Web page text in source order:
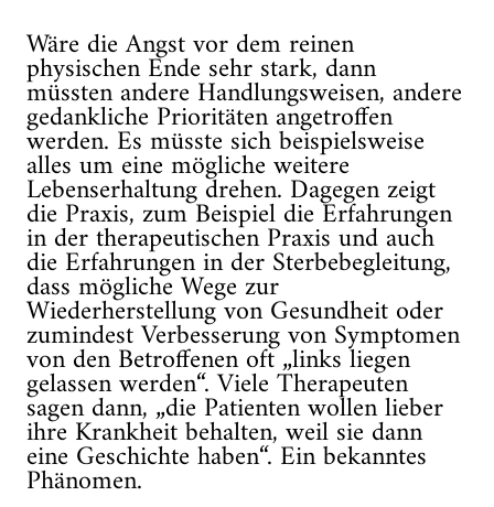
Wäre die Angst vor dem reinen
physischen Ende sehr stark, dann
müssten andere Handlungsweisen, andere
gedankliche Prioritäten angetroffen
werden. Es müsste sich beispielsweise
alles um eine mögliche weitere
Lebenserhaltung drehen. Dagegen zeigt
die Praxis, zum Beispiel die Erfahrungen
in der therapeutischen Praxis und auch
die Erfahrungen in der Sterbebegleitung,
dass mögliche Wege zur
Wiederherstellung von Gesundheit oder
zumindest Verbesserung von Symptomen
von den Betroffenen oft „links liegen
gelassen werden“. Viele Therapeuten
sagen dann, „die Patienten wollen lieber
ihre Krankheit behalten, weil sie dann
eine Geschichte haben“. Ein bekanntes
Phänomen.